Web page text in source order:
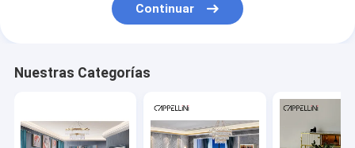
mesa de comedor extensible
Continuar
Nuestras Categorías